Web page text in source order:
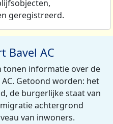
geregistreerd.
Bavel AC
tonen informatie over de
Getoond worden: het
de burgerlijke staat van
achtergrond
van inwoners.